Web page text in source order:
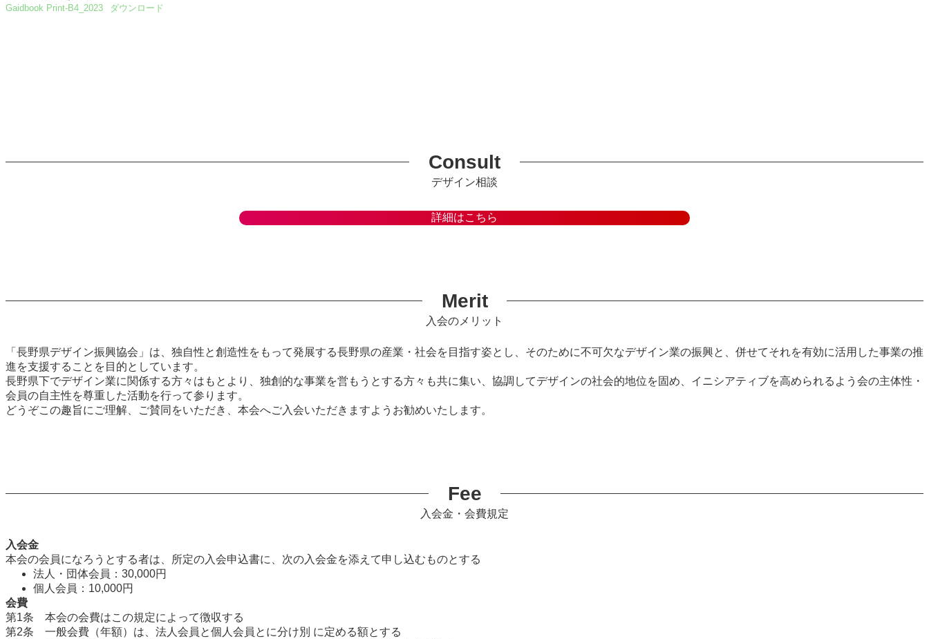
Gaidbook Print-B4_2023 ダウンロード
Consult
デザイン相談
詳細はこちら
Merit
入会のメリット
「長野県デザイン振興協会」は、独自性と創造性をもって発展する長野県の産業・社会を目指す姿とし、そのために不可欠なデザイン業の振興と、併せてそれを有効に活用した事業の推
進を支援することを目的としています。
長野県下でデザイン業に関係する方々はもとより、独創的な事業を営もうとする方々も共に集い、協調してデザインの社会的地位を固め、イニシアティブを高められるよう会の主体性・
会員の自主性を尊重した活動を行って参ります。
どうぞこの趣旨にご理解、ご賛同をいただき、本会へご入会いただきますようお勧めいたします。
Fee
入会金・会費規定
入会金
本会の会員になろうとする者は、所定の入会申込書に、次の入会金を添えて申し込むものとする
法人・団体会員：30,000円
個人会員：10,000円
会費
第1条 本会の会費はこの規定によって徴収する
第2条 一般会費（年額）は、法人会員と個人会員とに分け別 に定める額とする